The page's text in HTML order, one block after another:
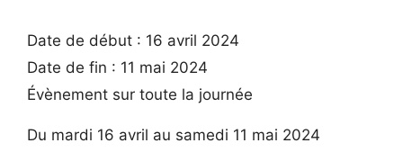
Date de début : 16 avril 2024
Date de fin : 11 mai 2024
Évènement sur toute la journée
Du mardi 16 avril au samedi 11 mai 2024